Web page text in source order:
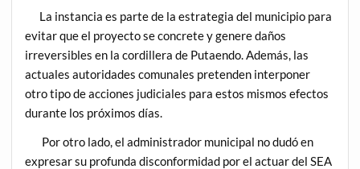
La instancia es parte de la estrategia del municipio para
evitar que el proyecto se concrete y genere daños
irreversibles en la cordillera de Putaendo. Además, las
actuales autoridades comunales pretenden interponer
otro tipo de acciones judiciales para estos mismos efectos
durante los próximos días.
Por otro lado, el administrador municipal no dudó en
expresar su profunda disconformidad por el actuar del SEA